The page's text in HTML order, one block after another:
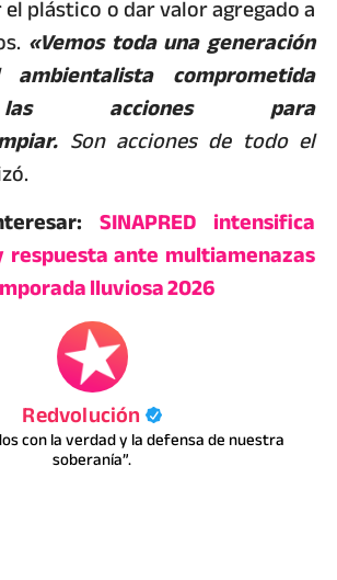
plástico o dar valor agregado a
«Vemos toda una generación
comprometida
acciones para
Son acciones de todo el
SINAPRED intensifica
respuesta ante multiamenazas
lluviosa 2026
Redvolución
con la verdad y la defensa de nuestra
soberanía”.